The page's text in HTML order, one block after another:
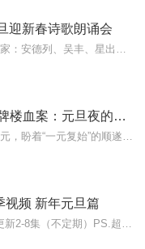
迎新春诗歌朗诵会
免费收听｜案中冤案·花牌楼血案：元旦夜的沉冤与昭雪
视频 新年元旦篇